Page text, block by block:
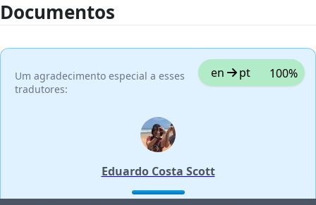
Documentos
Um agradecimento especial a esses
tradutores:
en pt 100%
Eduardo Costa Scott